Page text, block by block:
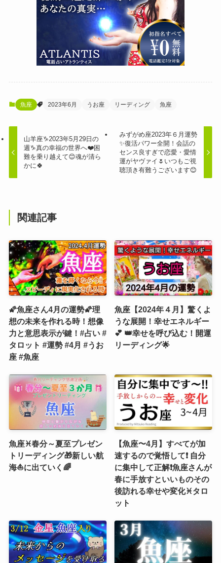
魚座 2023年6月 うお座 リーディング 魚座
山羊座♑️2023年5月29日の
週♑️真の幸福の世界へ❤️困
難を乗り越えて😊魂が清ら
かに🍀
みずがめ座2023年６月運勢
✨復活パワー全開！会話の
センス良すぎで恋愛・愛情
運がヤヴァイ🌷いつもご視
聴頂き有難うございます😊
関連記事
🌠魚座さん4月の運勢🌠理
想の未来を作れる時！想像
力と意思表示が鍵！#占い #
タロット #運勢 #4月 #うお
座 #魚座
魚座【2024年４月】驚くよ
うな展開！幸せエネルギー
💕 👑幸せを呼び込む！開運
リーディング🌟
魚座♓春分～夏至プレゼン
トリーディング🎁新しい航
海⛵️に出ていく🌈
【魚座〜4月】すべてが加
速するので覚悟して❗️ 自分
に集中して正解❗️魚座さんが
春に手放すといいものその
後訪れる幸せや変化♓️タロ
ット